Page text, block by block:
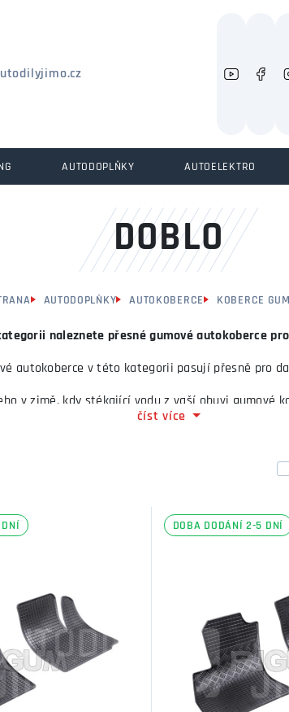
AUTODOPLŇKY AUTOELEKTRO
DOBLO
AUTODOPLŇKY AUTOKOBERCE KOBERCE
naleznete přesné gumové autokoberce
autokoberce v této kategorii pasují přesně pro
v zimě, kdy stékající vodu z vaší obuvi gumové
před znečištěním.
číst více
DOBA DODÁNÍ 2-5 DNÍ
Můžeme vám pomoci něco